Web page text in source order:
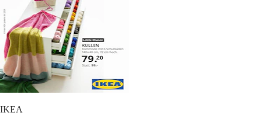
IKEA